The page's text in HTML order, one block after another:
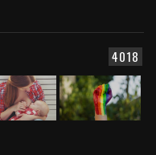
4018